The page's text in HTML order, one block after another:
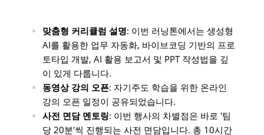
맞춤형 커리큘럼 설명: 이번 러닝톤에서는 생성형
AI를 활용한 업무 자동화, 바이브코딩 기반의 프로
토타입 개발, AI 활용 보고서 및 PPT 작성법을 깊
이 있게 다룹니다.
동영상 강의 오픈: 자기주도 학습을 위한 온라인
강의 오픈 일정이 공유되었습니다.
사전 면담 멘토링: 이번 행사의 차별점은 바로 '팀
당 20분'씩 진행되는 사전 면담입니다. 총 10시간